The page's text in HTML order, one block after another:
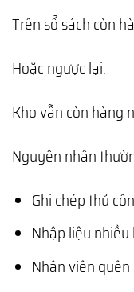
Trên sổ sách còn
Hoặc ngược lại:
Kho vẫn còn hàng
Nguyên nhân
Ghi chép thủ
Nhập liệu nhiều
Nhân viên